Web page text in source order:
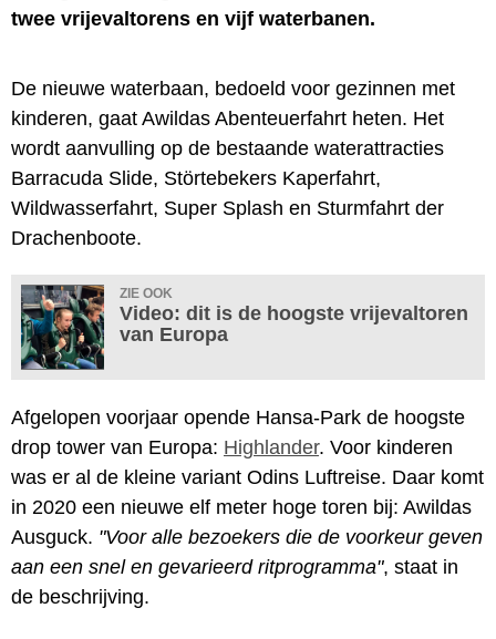
twee vrijevaltorens en vijf waterbanen.
De nieuwe waterbaan, bedoeld voor gezinnen met
kinderen, gaat Awildas Abenteuerfahrt heten. Het
wordt aanvulling op de bestaande waterattracties
Barracuda Slide, Störtebekers Kaperfahrt,
Wildwasserfahrt, Super Splash en Sturmfahrt der
Drachenboote.
ZIE OOK
Video: dit is de hoogste vrijevaltoren
van Europa
Afgelopen voorjaar opende Hansa-Park de hoogste
drop tower van Europa: Highlander. Voor kinderen
was er al de kleine variant Odins Luftreise. Daar komt
in 2020 een nieuwe elf meter hoge toren bij: Awildas
Ausguck. "Voor alle bezoekers die de voorkeur geven
aan een snel en gevarieerd ritprogramma", staat in
de beschrijving.